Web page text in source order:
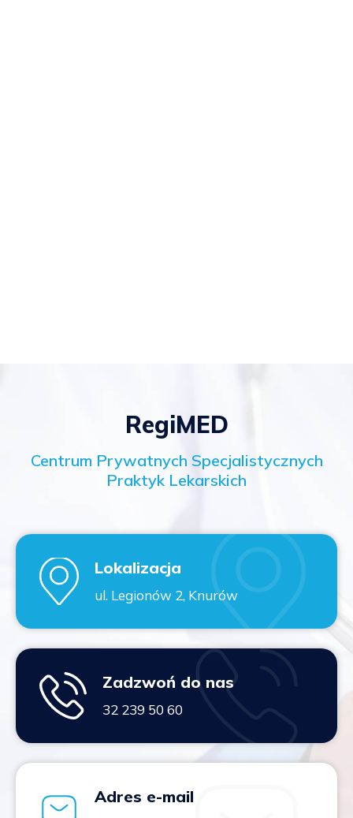
RegiMED
Centrum Prywatnych Specjalistycznych
Praktyk Lekarskich
Lokalizacja
ul. Legionów 2, Knurów
Zadzwoń do nas
32 239 50 60
Adres e-mail